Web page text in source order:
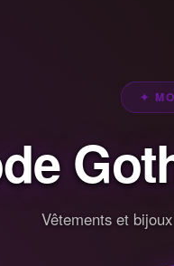
✦
Vêtements et